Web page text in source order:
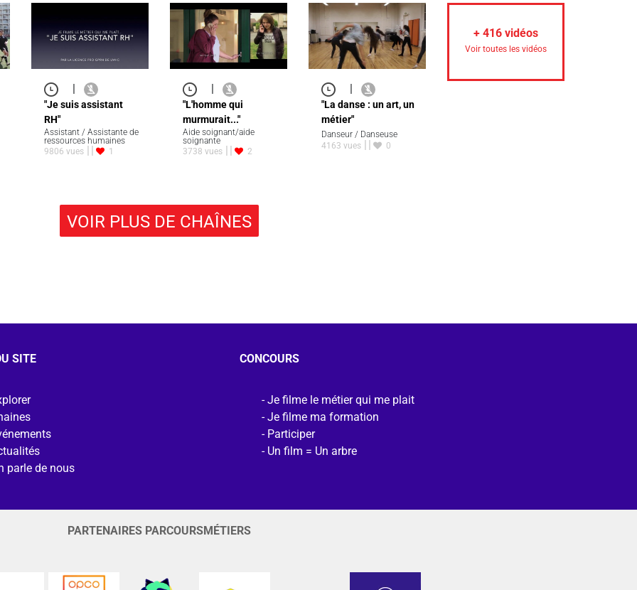
"Je suis assistant
RH"
Assistant / Assistante de
ressources humaines
9806 vues
1
"L'homme qui
murmurait..."
Aide soignant/aide
soignante
3738 vues
2
"La danse : un art, un
métier"
Danseur / Danseuse
4163 vues
0
+ 416 vidéos
Voir toutes les vidéos
VOIR PLUS DE CHAÎNES
SITE
parle de nous
CONCOURS
Je filme le métier qui me plait
Je filme ma formation
Participer
Un film = Un arbre
PARTENAIRES PARCOURSMÉTIERS